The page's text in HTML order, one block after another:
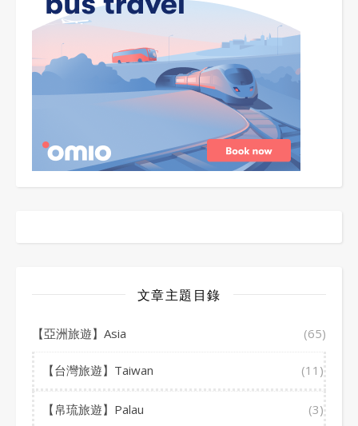
文章主題目錄
【亞洲旅遊】Asia (65)
【台灣旅遊】Taiwan (11)
【帛琉旅遊】Palau (3)